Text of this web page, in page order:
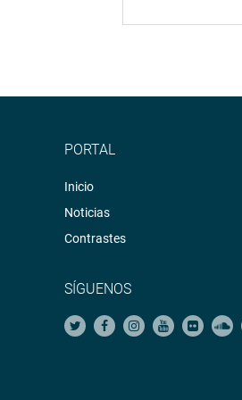
PORTAL
Inicio
Noticias
Contrastes
SÍGUENOS